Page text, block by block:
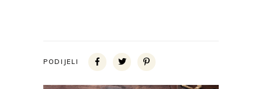
PODIJELI